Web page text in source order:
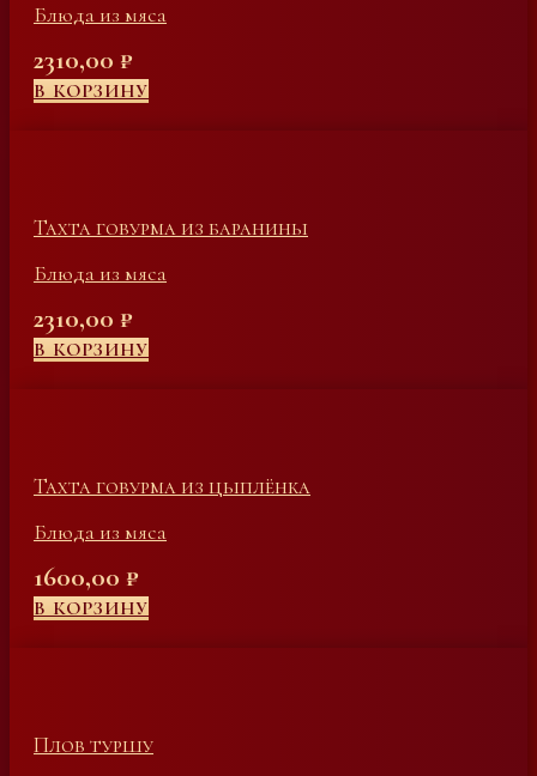
Блюда из мяса
2310,00 ₽
В КОРЗИНУ
Тахта говурма из баранины
Блюда из мяса
2310,00 ₽
В КОРЗИНУ
Тахта говурма из цыплёнка
Блюда из мяса
1600,00 ₽
В КОРЗИНУ
Плов туршу